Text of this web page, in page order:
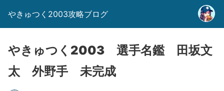
やきゅつく2003攻略ブログ
やきゅつく2003 選手名鑑 田坂文
太 外野手 未完成